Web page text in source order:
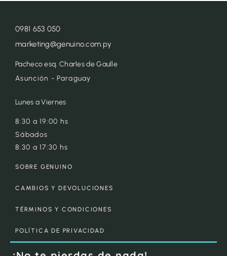
0981 653 050
marketing@genuino.com.py
Pacheco esq. Charles de Gaulle
Asunción - Paraguay
Lunes a Viernes
8:30 a 19:00 hs
Sábados
8:30 a 17:30 hs
SOBRE GENUINO
CAMBIOS Y DEVOLUCIONES
TÉRMINOS Y CONDICIONES
POLÍTICA DE PRIVACIDAD